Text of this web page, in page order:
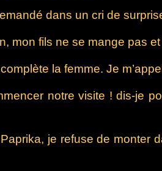
dans un cri de
mon fils ne se mange pas
la femme. Je
notre visite ! dis-je
je refuse de monter